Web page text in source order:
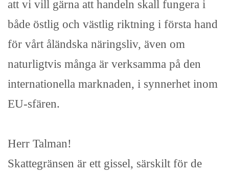
att vi vill gärna att handeln skall fungera i
både östlig och västlig riktning i första hand
för vårt åländska näringsliv, även om
naturligtvis många är verksamma på den
internationella marknaden, i synnerhet inom
EU-sfären.
Herr Talman!
Skattegränsen är ett gissel, särskilt för de